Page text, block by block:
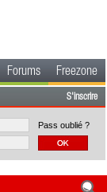
Forums Freezone
S'inscrire
Pass oublié ?